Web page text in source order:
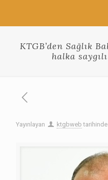
KTGB’den Sağlık
halka
Yayınlayan ktgbweb tarihinde